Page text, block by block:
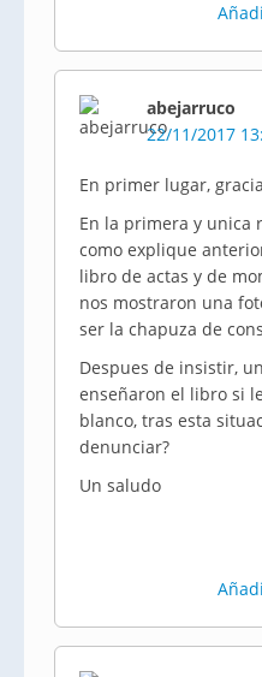
abejarruco
22/11/2017
En primer lugar,
En la primera y unica
como explique
libro de actas y de
nos mostraron una
ser la chapuza de
Despues de insistir,
enseñaron el libro si
blanco, tras esta
denunciar?
Un saludo